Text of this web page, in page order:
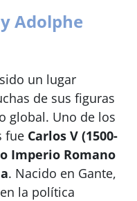
Adolphe
un lugar
de sus figuras
global. Uno de los
fue Carlos V (1500-
Imperio Romano
. Nacido en Gante,
la política